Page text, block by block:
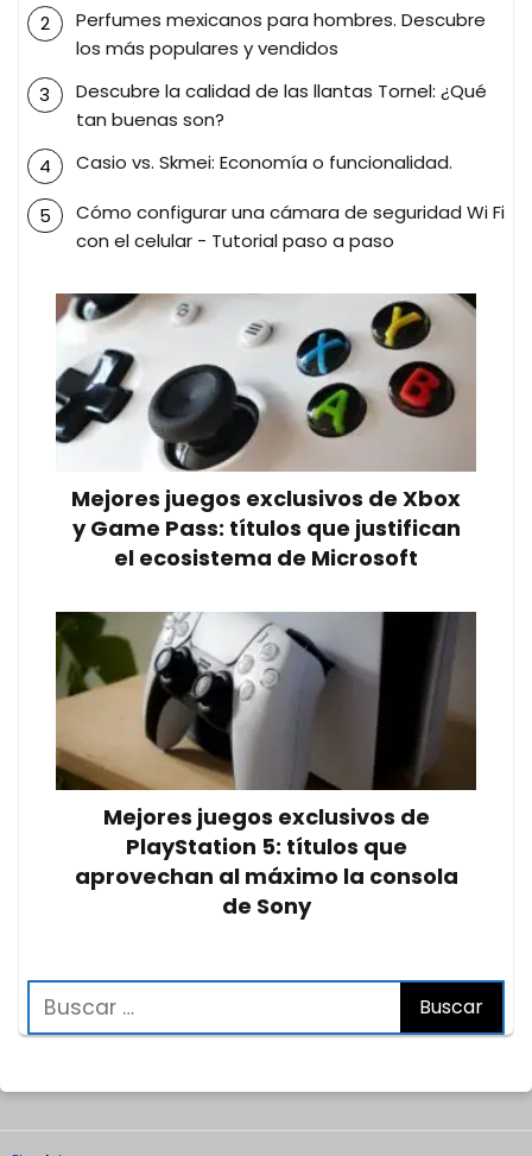
Perfumes mexicanos para hombres. Descubre
los más populares y vendidos
Descubre la calidad de las llantas Tornel: ¿Qué
tan buenas son?
Casio vs. Skmei: Economía o funcionalidad.
Cómo configurar una cámara de seguridad Wi Fi
con el celular - Tutorial paso a paso
Mejores juegos exclusivos de Xbox
y Game Pass: títulos que justifican
el ecosistema de Microsoft
Mejores juegos exclusivos de
PlayStation 5: títulos que
aprovechan al máximo la consola
de Sony